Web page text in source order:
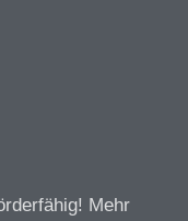
Mehr